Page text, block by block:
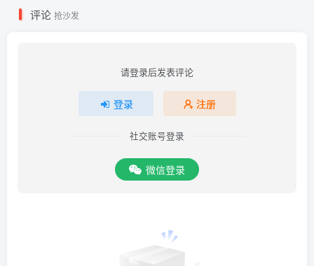
评论 抢沙发
请登录后发表评论
登录 注册
社交账号登录
微信登录